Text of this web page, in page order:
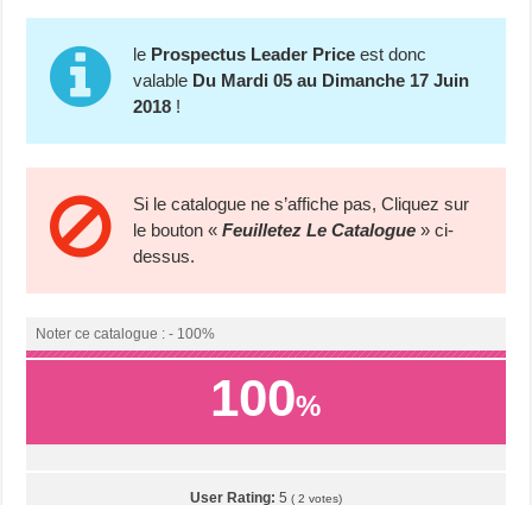
le Prospectus Leader Price est donc
valable Du Mardi 05 au Dimanche 17 Juin
2018 !
Si le catalogue ne s’affiche pas, Cliquez sur
le bouton «Feuilletez Le Catalogue » ci-
dessus.
Noter ce catalogue : - 100%
100%
User Rating: 5 ( 2 votes)